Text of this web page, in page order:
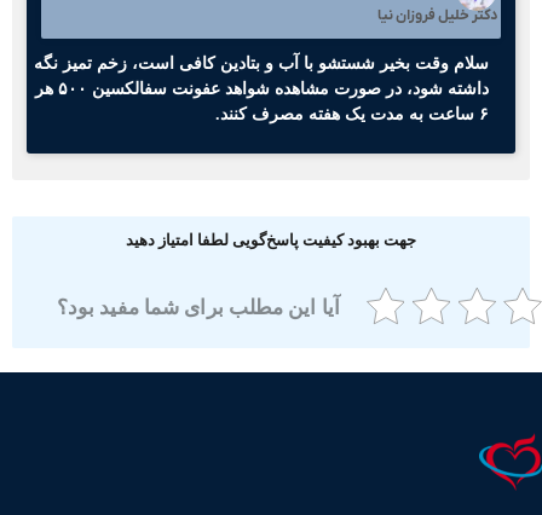
دکتر خلیل فروزان نیا
سلام وقت بخیر شستشو با آب و بتادین کافی است، زخم تمیز نگه
داشته شود، در صورت مشاهده شواهد عفونت سفالکسین ۵۰۰ هر
جهت بهبود کیفیت پاسخ‌گویی لطفا امتیاز دهید
آیا این مطلب برای شما مفید بود؟